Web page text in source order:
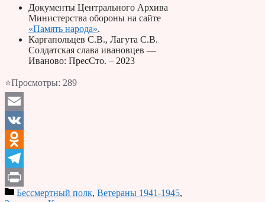
Документы Центрального Архива
Министерства обороны на сайте
«Память народа».
Каргапольцев С.В., Лагута С.В.
Солдатская слава ивановцев —
Иваново: ПресСто. – 2023
⭐Просмотры: 289
Email
VK
Odnoklassniki
Telegram
PrintБессмертный полк, Ветераны 1941-1945,